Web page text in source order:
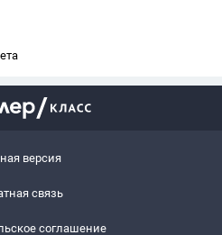
версия
связь
соглашение